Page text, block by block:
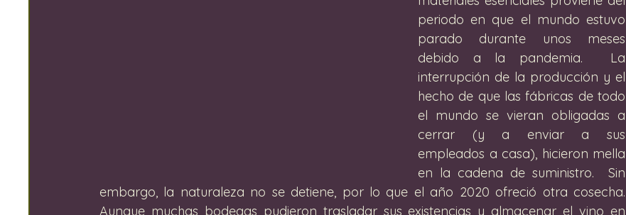
periodo en que el mundo estuvo
parado durante unos meses
debido a la pandemia.  La
interrupción de la producción y el
hecho de que las fábricas de todo
el mundo se vieran obligadas a
cerrar (y a enviar a sus
empleados a casa), hicieron mella
en la cadena de suministro.  Sin
embargo, la naturaleza no se detiene, por lo que el año 2020 ofreció otra cosecha.
Aunque muchas bodegas pudieron trasladar sus existencias y almacenar el vino en